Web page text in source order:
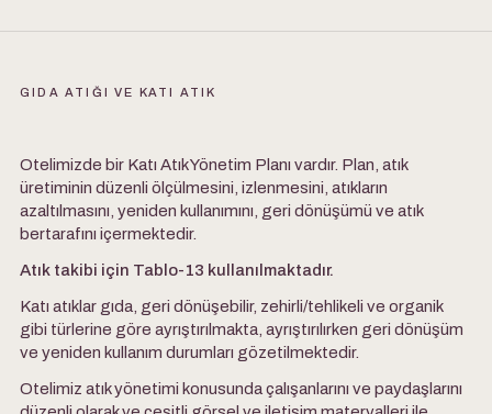
GIDA ATIĞI VE KATI ATIK
Otelimizde bir Katı Atık Yönetim Planı vardır. Plan, atık
üretiminin düzenli ölçülmesini, izlenmesini, atıkların
azaltılmasını, yeniden kullanımını, geri dönüşümü ve atık
bertarafını içermektedir.
Atık takibi için Tablo-13 kullanılmaktadır.
Katı atıklar gıda, geri dönüşebilir, zehirli/tehlikeli ve organik
gibi türlerine göre ayrıştırılmakta, ayrıştırılırken geri dönüşüm
ve yeniden kullanım durumları gözetilmektedir.
Otelimiz atık yönetimi konusunda çalışanlarını ve paydaşlarını